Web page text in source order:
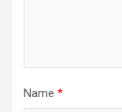
Name *